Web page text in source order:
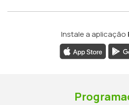
Instale a aplicação